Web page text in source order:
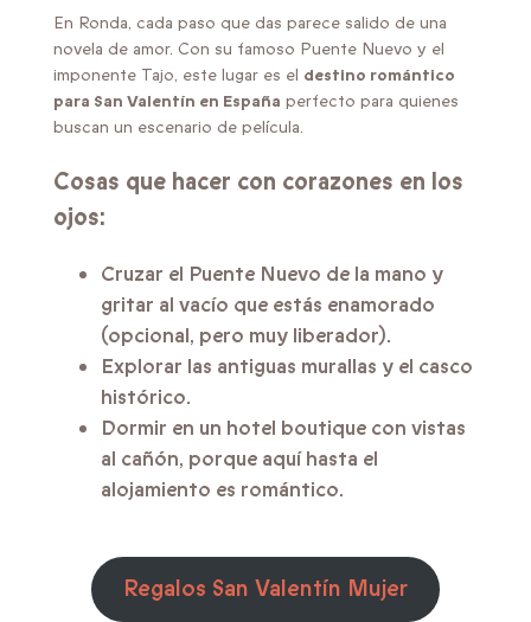
En Ronda, cada paso que das parece salido de una
novela de amor. Con su famoso Puente Nuevo y el
imponente Tajo, este lugar es el destino romántico
para San Valentín en España perfecto para quienes
buscan un escenario de película.
Cosas que hacer con corazones en los
ojos:
Cruzar el Puente Nuevo de la mano y
gritar al vacío que estás enamorado
(opcional, pero muy liberador).
Explorar las antiguas murallas y el casco
histórico.
Dormir en un hotel boutique con vistas
al cañón, porque aquí hasta el
alojamiento es romántico.
Regalos San Valentín Mujer